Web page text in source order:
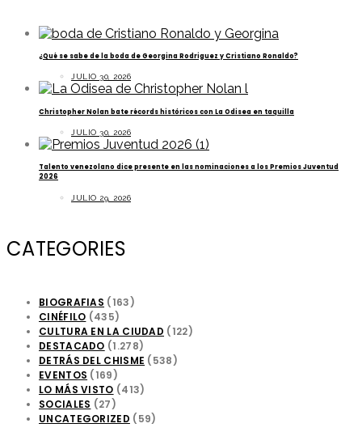
¿Qué se sabe de la boda de Georgina Rodriguez y Cristiano Ronaldo?
JULIO 30, 2026
Christopher Nolan bate récords históricos con La Odisea en taquilla
JULIO 30, 2026
Talento venezolano dice presente en las nominaciones a los Premios Juventud
2026
JULIO 29, 2026
CATEGORIES
BIOGRAFIAS (163)
CINÉFILO (435)
CULTURA EN LA CIUDAD (122)
DESTACADO (1.278)
DETRÁS DEL CHISME (538)
EVENTOS (169)
LO MÁS VISTO (413)
SOCIALES (27)
UNCATEGORIZED (59)